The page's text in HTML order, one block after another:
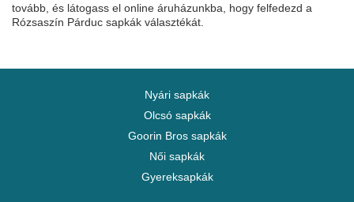
tovább, és látogass el online áruházunkba, hogy felfedezd a
Rózsaszín Párduc sapkák választékát.
Nyári sapkák
Olcsó sapkák
Goorin Bros sapkák
Női sapkák
Gyereksapkák